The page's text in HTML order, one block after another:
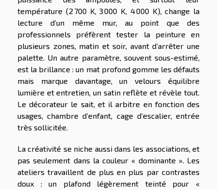
température (2 700 K, 3 000 K, 4 000 K), change la
lecture d’un même mur, au point que des
professionnels préfèrent tester la peinture en
plusieurs zones, matin et soir, avant d’arrêter une
palette. Un autre paramètre, souvent sous-estimé,
est la brillance : un mat profond gomme les défauts
mais marque davantage, un velours équilibre
lumière et entretien, un satin reflète et révèle tout.
Le décorateur le sait, et il arbitre en fonction des
usages, chambre d’enfant, cage d’escalier, entrée
très sollicitée.
La créativité se niche aussi dans les associations, et
pas seulement dans la couleur « dominante ». Les
ateliers travaillent de plus en plus par contrastes
doux : un plafond légèrement teinté pour «